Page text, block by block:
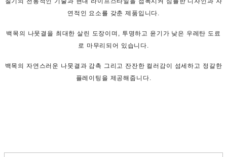
연적인 요소를 갖춘 제품입니다.
백목의 나뭇결을 최대한 살린 도장이며, 투명하고 윤기가 낮은 우레탄 도료
로 마무리되어 있습니다.
백목의 자연스러운 나뭇결과 감촉 그리고 잔잔한 컬러감이 섬세하고 정갈한
플레이팅을 제공해줍니다.